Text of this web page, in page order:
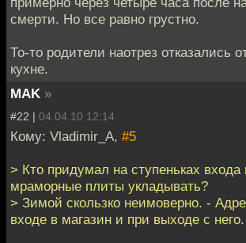
смерти. Но все равно грустно.
То-то родители наотрез отказались
кухне.
MAK »
#22 | 04.04.10 12:14
Кому: Vladimir_A, #5
> Кто придумал на ступеньках входа
мраморные плиты укладывать?
> Зимой скользко неимоверно. -
входе в магазин и при выходе с него.